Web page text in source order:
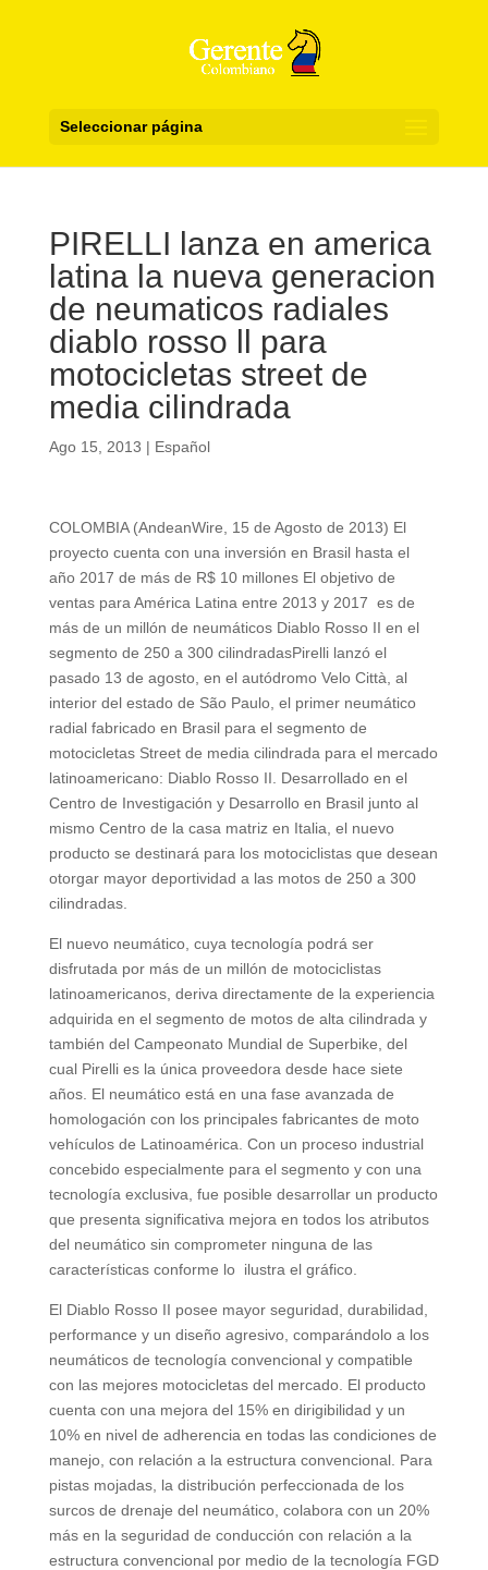
Seleccionar página
PIRELLI lanza en america
latina la nueva generacion
de neumaticos radiales
diablo rosso ll para
motocicletas street de
media cilindrada
Ago 15, 2013 | Español
COLOMBIA (AndeanWire, 15 de Agosto de 2013) El
proyecto cuenta con una inversión en Brasil hasta el
año 2017 de más de R$ 10 millones El objetivo de
ventas para América Latina entre 2013 y 2017 es de
más de un millón de neumáticos Diablo Rosso II en el
segmento de 250 a 300 cilindradasPirelli lanzó el
pasado 13 de agosto, en el autódromo Velo Città, al
interior del estado de São Paulo, el primer neumático
radial fabricado en Brasil para el segmento de
motocicletas Street de media cilindrada para el mercado
latinoamericano: Diablo Rosso II. Desarrollado en el
Centro de Investigación y Desarrollo en Brasil junto al
mismo Centro de la casa matriz en Italia, el nuevo
producto se destinará para los motociclistas que desean
otorgar mayor deportividad a las motos de 250 a 300
cilindradas.
El nuevo neumático, cuya tecnología podrá ser
disfrutada por más de un millón de motociclistas
latinoamericanos, deriva directamente de la experiencia
adquirida en el segmento de motos de alta cilindrada y
también del Campeonato Mundial de Superbike, del
cual Pirelli es la única proveedora desde hace siete
años. El neumático está en una fase avanzada de
homologación con los principales fabricantes de moto
vehículos de Latinoamérica. Con un proceso industrial
concebido especialmente para el segmento y con una
tecnología exclusiva, fue posible desarrollar un producto
que presenta significativa mejora en todos los atributos
del neumático sin comprometer ninguna de las
características conforme lo ilustra el gráfico.
El Diablo Rosso II posee mayor seguridad, durabilidad,
performance y un diseño agresivo, comparándolo a los
neumáticos de tecnología convencional y compatible
con las mejores motocicletas del mercado. El producto
cuenta con una mejora del 15% en dirigibilidad y un
10% en nivel de adherencia en todas las condiciones de
manejo, con relación a la estructura convencional. Para
pistas mojadas, la distribución perfeccionada de los
surcos de drenaje del neumático, colabora con un 20%
más en la seguridad de conducción con relación a la
estructura convencional por medio de la tecnología FGD